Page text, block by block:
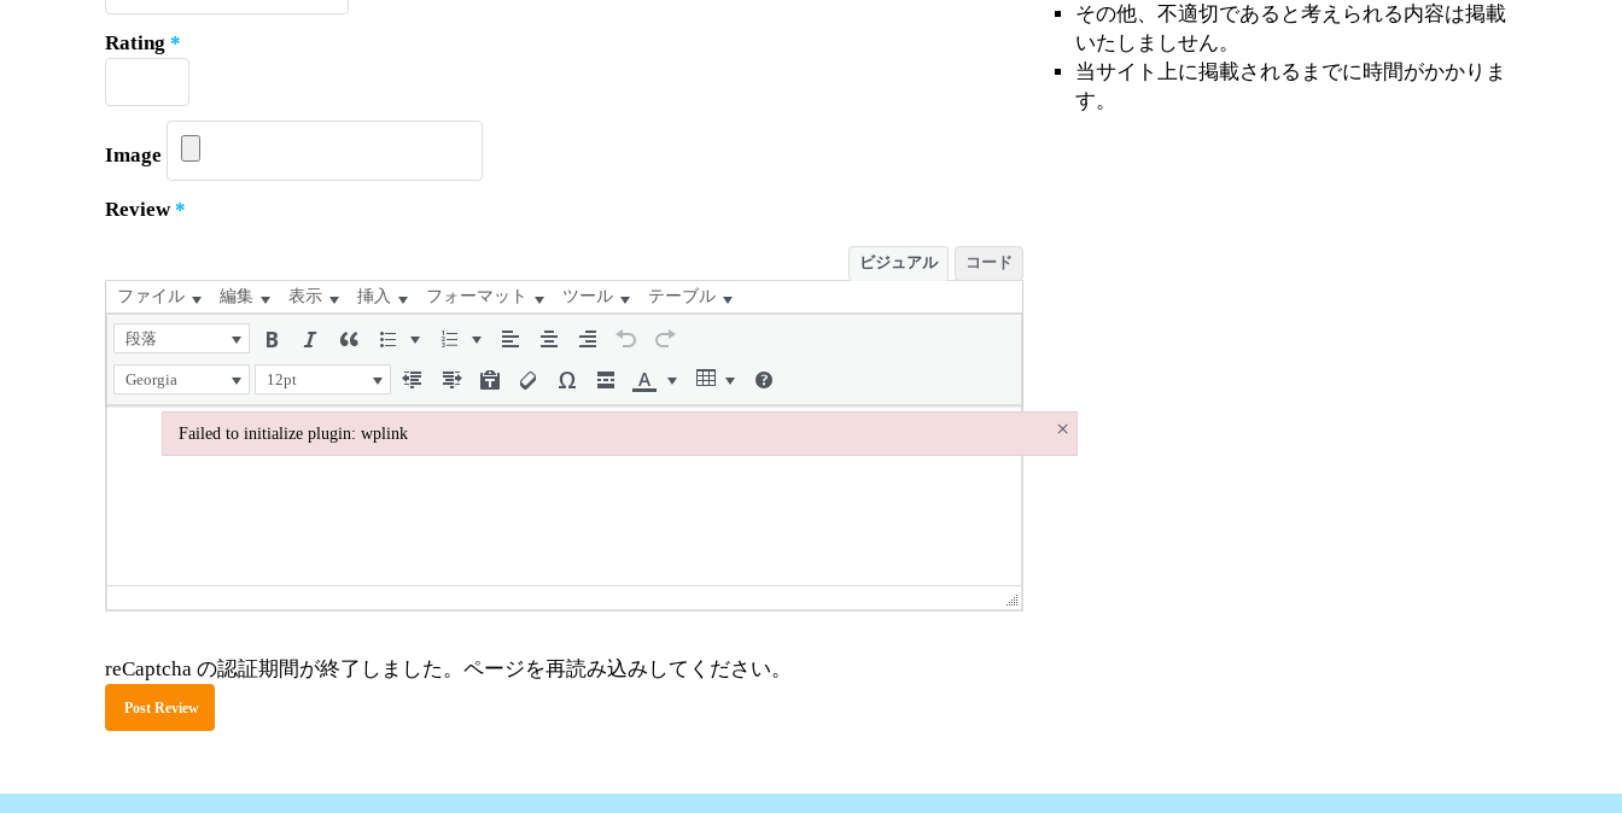
Rating *
Image
Review*
ビジュアル
コード
ファイル
編集 表示 挿入 フォーマット ツール テーブル
段落
Georgia 12pt
reCaptcha の認証期間が終了しました。ページを再読み込みしてください。
その他、不適切であると考えられる内容は掲載
いたしましせん。
当サイト上に掲載されるまでに時間がかかりま
す。
Failed to initialize plugin: wplink ×
Failed to initialize plugin: wplink